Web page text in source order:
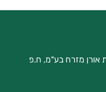
אורן מזרח בע"מ, ח.פ